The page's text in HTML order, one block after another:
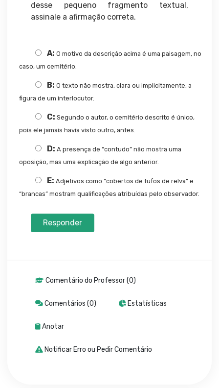
desse pequeno fragmento textual,
assinale a afirmação correta.
A: O motivo da descrição acima é uma paisagem, no
caso, um cemitério.
B: O texto não mostra, clara ou implicitamente, a
figura de um interlocutor.
C: Segundo o autor, o cemitério descrito é único,
pois ele jamais havia visto outro, antes.
D: A presença de “contudo” não mostra uma
oposição, mas uma explicação de algo anterior.
E: Adjetivos como “cobertos de tufos de relva” e
“brancas” mostram qualificações atribuídas pelo observador.
Responder
Comentário do Professor (0)
Comentários (0) Estatísticas
Anotar
Notificar Erro ou Pedir Comentário